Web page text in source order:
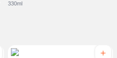
330ml